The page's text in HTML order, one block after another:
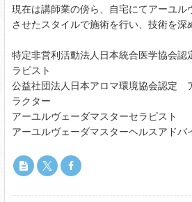
現在は講師業の傍ら、自宅にてアーユル
させたスタイルで施術を行い、技術を深
特定非営利活動法人日本統合医学協会
ラピスト
公益社団法人日本アロマ環境協会認定
ラクター
アーユルヴェーダマスターセラピスト
アーユルヴェーダマスターヘルスアドバ